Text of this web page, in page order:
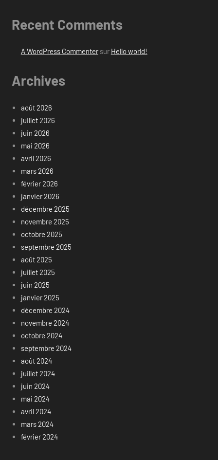
Recent Comments
A WordPress Commentersur Hello world!
Archives
août 2026
juillet 2026
juin 2026
mai 2026
avril 2026
mars 2026
février 2026
janvier 2026
décembre 2025
novembre 2025
octobre 2025
septembre 2025
août 2025
juillet 2025
juin 2025
janvier 2025
décembre 2024
novembre 2024
octobre 2024
septembre 2024
août 2024
juillet 2024
juin 2024
mai 2024
avril 2024
mars 2024
février 2024